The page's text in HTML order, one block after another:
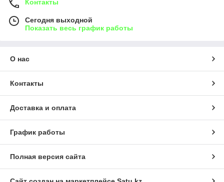
Контакты
Сегодня выходной
Показать весь график работы
О нас
Контакты
Доставка и оплата
График работы
Полная версия сайта